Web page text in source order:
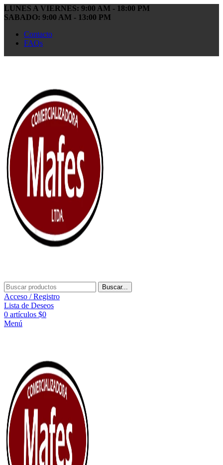
LUNES A VIERNES: 9:00 AM - 18:00 PM
SABADO: 9:00 AM - 13:00 PM
Contacto
FAQs
Buscar...
Acceso / Registro
Lista de Deseos
0 artículos $0
Menú